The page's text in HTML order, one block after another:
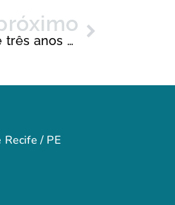
Implementação de Residência em Pediatria de três anos deve gerar novo Fórum
/ PE